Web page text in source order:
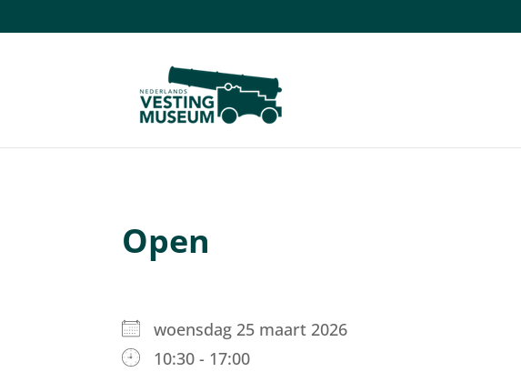
Open
woensdag 25 maart 2026
10:30 - 17:00